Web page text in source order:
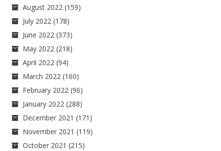
August 2022 (159)
July 2022 (178)
June 2022 (373)
May 2022 (218)
April 2022 (94)
March 2022 (160)
February 2022 (96)
January 2022 (288)
December 2021 (171)
November 2021 (119)
October 2021 (215)